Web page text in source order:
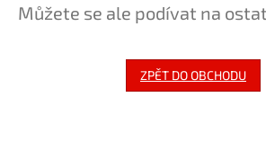
Můžete se ale podívat na
ZPĚT DO OBCHODU